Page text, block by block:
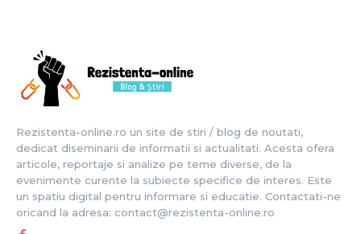
Rezistenta-online.ro un site de stiri / blog de noutati,
dedicat diseminarii de informatii si actualitati. Acesta ofera
articole, reportaje si analize pe teme diverse, de la
evenimente curente la subiecte specifice de interes. Este
un spatiu digital pentru informare si educatie. Contactati-ne
oricand la adresa: contact@rezistenta-online.ro